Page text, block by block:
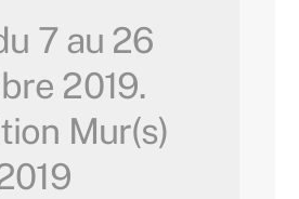
7 au 26
2019.
Mur(s)